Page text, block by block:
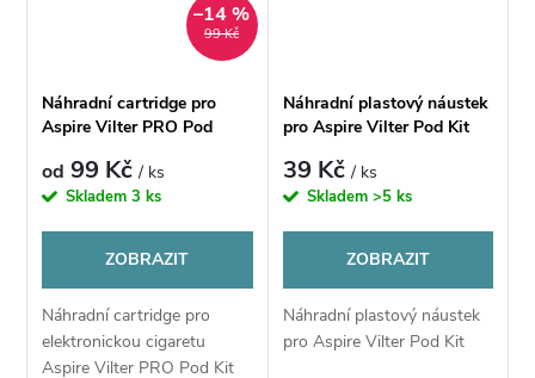
99 Kč
–14 %
Náhradní cartridge pro
Aspire Vilter PRO Pod
od 99 Kč/ ks
Skladem3 ks
ZOBRAZIT
Náhradní cartridge pro
elektronickou cigaretu
Aspire Vilter PRO Pod Kit
Náhradní plastový náustek
pro Aspire Vilter Pod Kit
39 Kč/ ks
Skladem >5 ks
ZOBRAZIT
Náhradní plastový náustek
pro Aspire Vilter Pod Kit